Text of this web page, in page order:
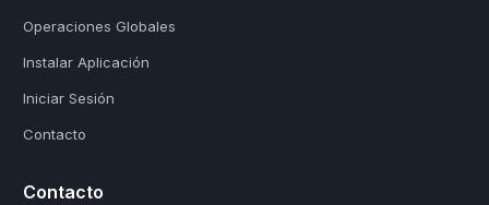
Operaciones Globales
Instalar Aplicación
Iniciar Sesión
Contacto
Contacto